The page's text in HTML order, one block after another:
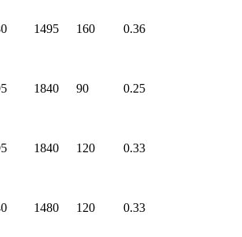
1495 160 0.36
1840 90 0.25
1840 120 0.33
1480 120 0.33